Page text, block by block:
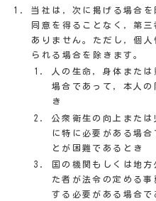
当社は，次に掲げる場合
同意を得ることなく，第
ありません。ただし，個
られる場合を除きます。
人の生命，身体また
場合であって，本人
き
公衆衛生の向上また
に特に必要がある場
とが困難であるとき
国の機関もしくは地
た者が法令の定める
する必要がある場合